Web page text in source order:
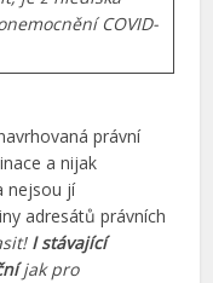
COVID-
právní
a nijak
nejsou jí
adresátů právních
I stávající
jak pro